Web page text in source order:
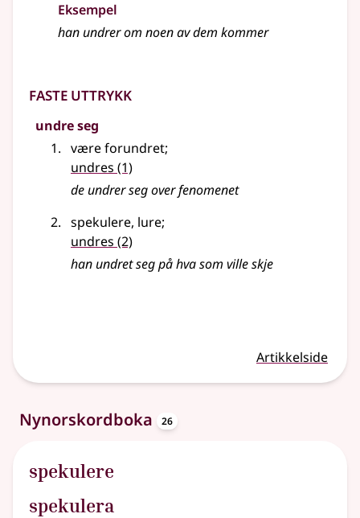
Eksempel
han undrer om noen av dem kommer
Faste uttrykk
undre seg
være forundret;
undres (1)
de undrerseg over fenomenet
spekulere, lure;
undres (2)
han undret seg på hva som ville skje
Artikkelside
Nynorskordboka 26
spekulere
spekulera